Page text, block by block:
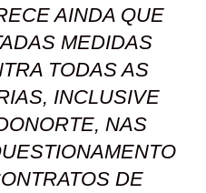
AINDA QUE
MEDIDAS
TODAS AS
INCLUSIVE
NAS
DE